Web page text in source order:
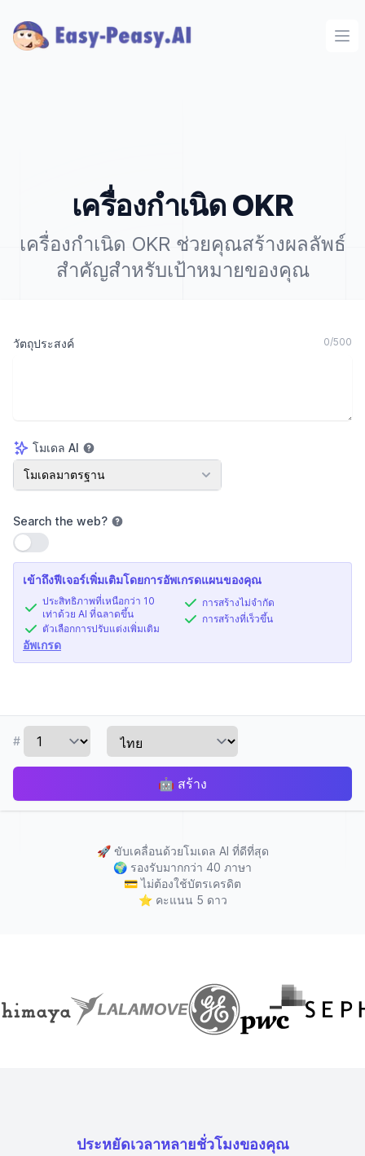
เครื่องกำเนิด OKR
เครื่องกำเนิด OKR ช่วยคุณสร้างผลลัพธ์
สำคัญสำหรับเป้าหมายของคุณ
วัตถุประสงค์ 0/500
โมเดล AI
โมเดล AI
โมเดลมาตรฐาน
Search the web?
ใช้การตั้งค่า
เข้าถึงฟีเจอร์เพิ่มเติมโดยการอัพเกรดแผนของคุณ
ประสิทธิภาพที่เหนือกว่า 10
เท่าด้วย AI ที่ฉลาดขึ้น
ตัวเลือกการปรับแต่งเพิ่มเติม
การสร้างไม่จำกัด
การสร้างที่เร็วขึ้น
อัพเกรด
#
🤖 สร้าง
🚀 ขับเคลื่อนด้วยโมเดล AI ที่ดีที่สุด
🌍 รองรับมากกว่า 40 ภาษา
💳ไม่ต้องใช้บัตรเครดิต
⭐ คะแนน 5 ดาว
ประหยัดเวลาหลายชั่วโมงของคุณ